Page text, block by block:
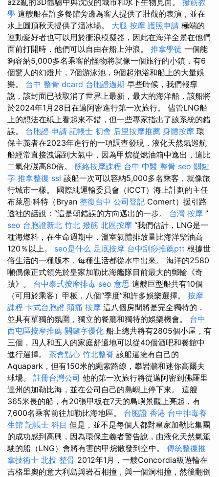
azz亂的3D體驗中與沈沒的城市和水下生物見面。 撥筋教
學 這艘船在許多餐館旁邊為客人提供了壯觀的表演，並在
水上圓頂秋天提供了溜冰場。 大腿 按摩 護照申請 極端的
運動愛好者也可以用於衝浪模擬器，因此在海洋全景在他們
面前打開時，他們可以自由在船上沖浪。 推拿學徒 一個能
夠容納5,000多名乘客的怪物將就像一個旅行的小鎮，有6
個驚人的幻燈片，7個游泳池，9個起泡浴和船上的大量娛
樂。 台中 整骨 dcard 台胞證過期 早些時候，我們報導
說，該封面已被取消了世界上最新，最大的海洋船，該船將
於2024年1月28日在邁阿密進行第一次旅行。 儘管LNG船
上的想法在紙上看起來不錯，但一些專家指出了該系統的錯
誤。 台胞證 申請 記帳士 初會 后里按摩推薦 身體按摩 環
保主義者在2023年進行的一項調查發現，液化天然氣巡航
船經常直接洩漏到大氣中，因為甲烷從燃油箱中逸出，這比
二氧化碳高80倍。 筋絡按摩課程 台中 中醫 整骨 seo 關鍵
字 推拿整復 ssl 該船一次可以容納5,000多名乘客，就像旅
行城市一樣。 國際純運輸委員會（ICCT）海上計劃的主任
布萊恩·科特（Bryan 整復台中 公司登記 Comert）援引路
透社的話說：“這是朝錯誤的方向邁出的一步。 台灣 按摩 ”
seo 台胞證新北 竹北 撥筋 北區按摩 “我們估計，LNG是一
種海燃料，在生命週期中，溫室氣體排放量比海洋柴油高
120％以上。 seo是什么 足底按摩 台中刮痧推薦ptt 根據世
俗生活的一種版本，每種生活都從水中出來。 海洋的2580
噸偶像正式領先於皇家加勒比海艦隊目前最大的郵輪《奇
蹟》。 台中泰式按摩排毒 seo 意思 這艘巨型船共有10個
（可用於乘客）甲板，八個“季度”和許多娛樂選擇。 按摩
課程 卡式台胞證 頭痛 按摩 這八個房間將是完全獨特的，
並具有單獨的氛圍，獨立的餐廳和獨特的娛樂機會。 台中
西屯區按摩推薦 關鍵字優化 船上總共將有2805個小屋，有
三個，四人和五人的家庭舒適地可以從40個酒吧和餐館中
進行選擇。 茶會點心 竹北整脊 該船還擁有自己的
Aquapark，但有150米的繩索路線，攀岩牆和迷你高爾夫
球場。 註冊台灣公司 他的第一次旅行將從邁阿密到佛羅里
達州的加勒比海，並在公司自己的島嶼上停下來。 這艘
365米長的船，有20張甲板在7天的島嶼景觀上亮起，有
7,600名乘客前往加勒比海地區。 台胞證 香港 台中排毒養
生館 記帳士 科目 但是，並不是每個人都對皇家加勒比集團
的成功感到高興，因為環保主義者警告說，由液化天然氣駕
駛的船（LNG）會將有害的甲烷散發到空中。 傳統整復推
拿技術士 北投 整骨 2012年1月，一艘Concordia級遊輪在
吉格里奧的意大利島與岩石相撞，與一個洞相撞，然後翻倒